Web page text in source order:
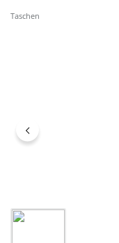
Taschen